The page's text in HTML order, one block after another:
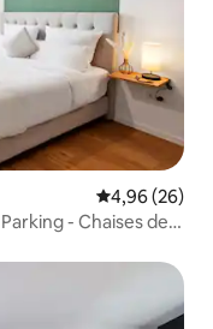
Évaluation
4,96 (26)
- Chaises de